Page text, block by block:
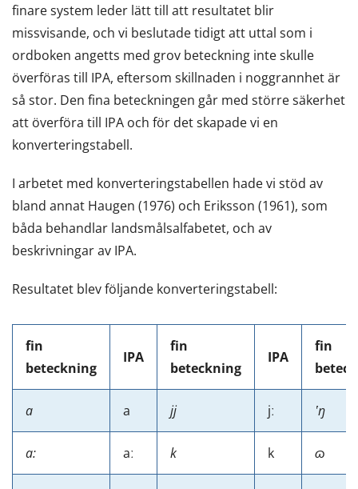
finare system leder lätt till att resultatet blir
missvisande, och vi beslutade tidigt att uttal som i
ordboken angetts med grov beteckning inte skulle
överföras till IPA, eftersom skillnaden i noggrannhet är
så stor. Den fina beteckningen går med större säkerhet
att överföra till IPA och för det skapade vi en
konverteringstabell.
I arbetet med konverteringstabellen hade vi stöd av
bland annat Haugen (1976) och Eriksson (1961), som
båda behandlar landsmålsalfabetet, och av
beskrivningar av IPA.
Resultatet blev följande konverteringstabell:
fin
beteckning
IPA
fin
beteckning
IPA
fin
a a jj jː ʽŋ
a: aː k k ɷ